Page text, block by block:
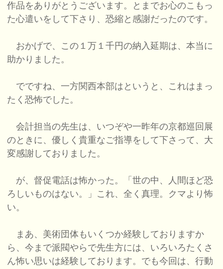
作品をありがとうございます。とまでお心のこもっ
た心遣いをして下さり、恐縮と感謝だったのです。
おかげで、この１万１千円の納入延期は、本当に
助かりました。
でですね、一方関西本部はというと、これはまっ
たく恐怖でした。
会計担当の先生は、いつぞや一昨年の京都巡回展
のときに、優しく貴重なご指導をして下さって、大
変感謝しておりました。
が、督促電話は怖かった。「世の中、人間ほど恐
ろしいものはない。」これ、全く真理。クマより怖
い。
まあ、美術団体もいくつか経験しておりますか
ら、今まで派閥やらで先生方には、いろいろたくさ
ん怖い思いは経験しております。でも今回は、行動